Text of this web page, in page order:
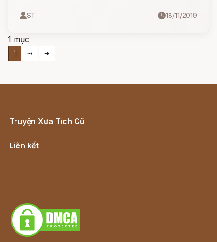
ST 18/11/2019
1 mục
1 ⇢ ⇥
Truyện Xưa Tích Cũ
Liên kết